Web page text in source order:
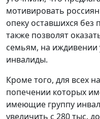
мотивировать
опеку оставшихся без
также позволят
семьям, на иждивении
инвалиды.
Кроме того, для всех
попечении которых
имеющие группу
увеличить с 280 тыс.